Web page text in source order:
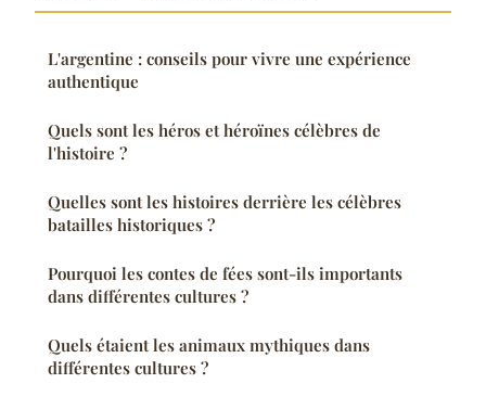
L'argentine : conseils pour vivre une expérience
authentique
Quels sont les héros et héroïnes célèbres de
l'histoire ?
Quelles sont les histoires derrière les célèbres
batailles historiques ?
Pourquoi les contes de fées sont-ils importants
dans différentes cultures ?
Quels étaient les animaux mythiques dans
différentes cultures ?